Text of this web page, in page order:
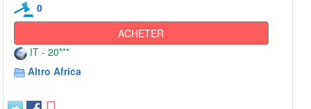
0
ACHETER
IT - 20***
Altro Africa